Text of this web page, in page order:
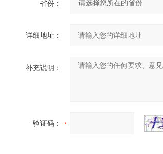
省份：
详细地址：
补充说明：
验证码：